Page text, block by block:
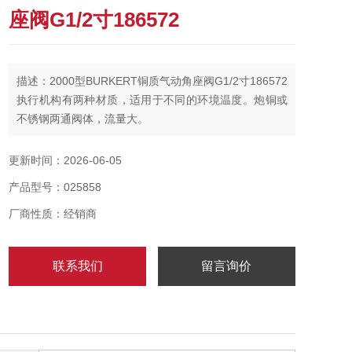
座阀G1/2寸186572
描述：2000型BURKERT铜质气动角座阀G1/2寸186572
执行机构有两种材质，适用于不同的环境温度。炮铜或
不锈钢两通阀体，流量大。
更新时间：2026-06-05
产品型号：025858
厂商性质：经销商
联系我们 留言询价